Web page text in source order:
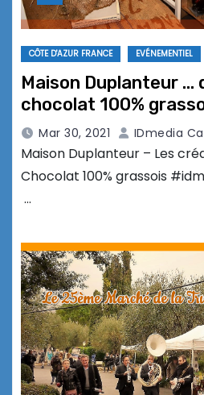
CÔTE D'AZUR FRANCE EVÉNEMENTIEL
Maison Duplanteur …
chocolat 100%
Mar 30, 2021 IDmedia
Maison Duplanteur – Les
Chocolat 100%
…